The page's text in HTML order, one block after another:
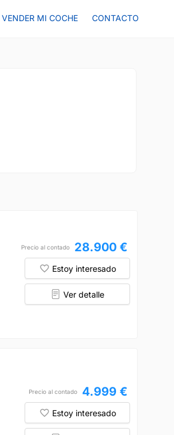
VENDER MI COCHE CONTACTO
Precio al contado 28.900 €
Estoy interesado
Ver detalle
Precio al contado 4.999 €
Estoy interesado